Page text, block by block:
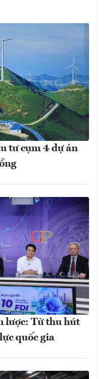
tư cụm 4 dự án
lược: Từ thu hút
quốc gia